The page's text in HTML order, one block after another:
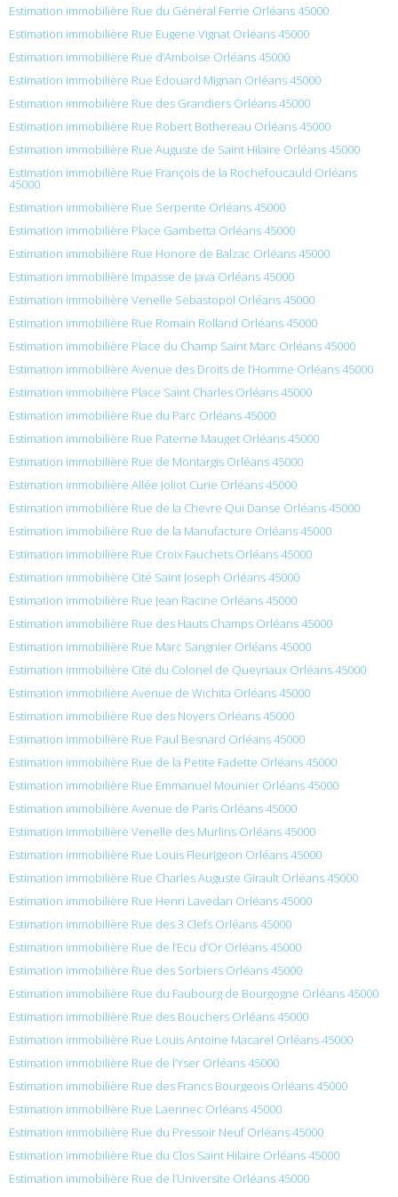
Estimation immobilière Rue du Général Ferrie Orléans 45000
Estimation immobilière Rue Eugene Vignat Orléans 45000
Estimation immobilière Rue d’Amboise Orléans 45000
Estimation immobilière Rue Édouard Mignan Orléans 45000
Estimation immobilière Rue des Grandiers Orléans 45000
Estimation immobilière Rue Robert Bothereau Orléans 45000
Estimation immobilière Rue Auguste de Saint Hilaire Orléans 45000
Estimation immobilière Rue François de la Rochefoucauld Orléans
45000
Estimation immobilière Rue Serpente Orléans 45000
Estimation immobilière Place Gambetta Orléans 45000
Estimation immobilière Rue Honore de Balzac Orléans 45000
Estimation immobilière Impasse de Java Orléans 45000
Estimation immobilière Venelle Sebastopol Orléans 45000
Estimation immobilière Rue Romain Rolland Orléans 45000
Estimation immobilière Place du Champ Saint Marc Orléans 45000
Estimation immobilière Avenue des Droits de l’Homme Orléans 45000
Estimation immobilière Place Saint Charles Orléans 45000
Estimation immobilière Rue du Parc Orléans 45000
Estimation immobilière Rue Paterne Mauget Orléans 45000
Estimation immobilière Rue de Montargis Orléans 45000
Estimation immobilière Allée Joliot Curie Orléans 45000
Estimation immobilière Rue de la Chevre Qui Danse Orléans 45000
Estimation immobilière Rue de la Manufacture Orléans 45000
Estimation immobilière Rue Croix Fauchets Orléans 45000
Estimation immobilière Cité Saint Joseph Orléans 45000
Estimation immobilière Rue Jean Racine Orléans 45000
Estimation immobilière Rue des Hauts Champs Orléans 45000
Estimation immobilière Rue Marc Sangnier Orléans 45000
Estimation immobilière Cité du Colonel de Queyriaux Orléans 45000
Estimation immobilière Avenue de Wichita Orléans 45000
Estimation immobilière Rue des Noyers Orléans 45000
Estimation immobilière Rue Paul Besnard Orléans 45000
Estimation immobilière Rue de la Petite Fadette Orléans 45000
Estimation immobilière Rue Emmanuel Mounier Orléans 45000
Estimation immobilière Avenue de Paris Orléans 45000
Estimation immobilière Venelle des Murlins Orléans 45000
Estimation immobilière Rue Louis Fleurigeon Orléans 45000
Estimation immobilière Rue Charles Auguste Girault Orléans 45000
Estimation immobilière Rue Henri Lavedan Orléans 45000
Estimation immobilière Rue des 3 Clefs Orléans 45000
Estimation immobilière Rue de l’Ecu d’Or Orléans 45000
Estimation immobilière Rue des Sorbiers Orléans 45000
Estimation immobilière Rue du Faubourg de Bourgogne Orléans 45000
Estimation immobilière Rue des Bouchers Orléans 45000
Estimation immobilière Rue Louis Antoine Macarel Orléans 45000
Estimation immobilière Rue de l’Yser Orléans 45000
Estimation immobilière Rue des Francs Bourgeois Orléans 45000
Estimation immobilière Rue Laennec Orléans 45000
Estimation immobilière Rue du Pressoir Neuf Orléans 45000
Estimation immobilière Rue du Clos Saint Hilaire Orléans 45000
Estimation immobilière Rue de l’Universite Orléans 45000